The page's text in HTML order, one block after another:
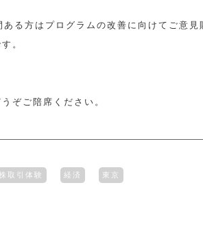
る方はプログラムの改善に向けてご意見
。
ぞご陪席ください。
取引体験 経済 東京